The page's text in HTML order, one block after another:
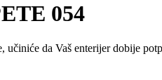
054
učiniće da Vaš enterijer dobije